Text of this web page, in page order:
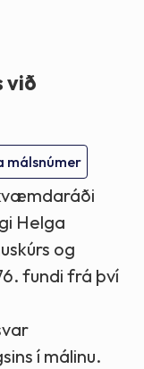
við
málsnúmer
Helga
og
fundi frá því
í málinu.